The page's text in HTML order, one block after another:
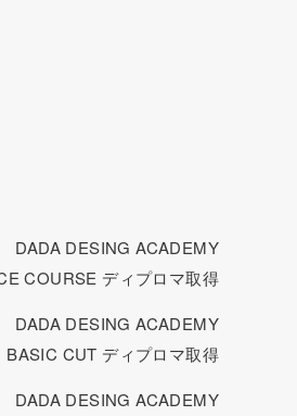
DADA DESING ACADEMY
COURSE ディプロマ取得
DADA DESING ACADEMY
BASIC CUT ディプロマ取得
DADA DESING ACADEMY